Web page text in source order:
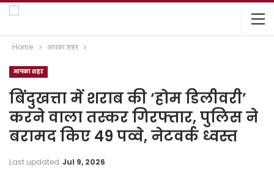
Home आपका शहर
आपका शहर
बिंदुखत्ता में शराब की ‘होम डिलीवरी’
करने वाला तस्कर गिरफ्तार, पुलिस ने
बरामद किए 49 पव्वे, नेटवर्क ध्वस्त
Last updated Jul 9, 2026